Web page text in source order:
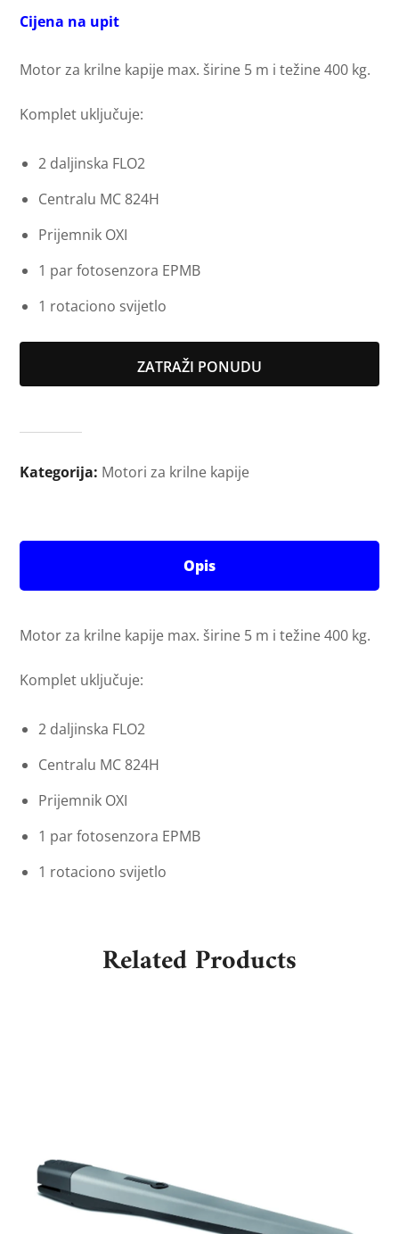
Cijena na upit
Motor za krilne kapije max. širine 5 m i težine 400 kg.
Komplet uključuje:
2 daljinska FLO2
Centralu MC 824H
Prijemnik OXI
1 par fotosenzora EPMB
1 rotaciono svijetlo
ZATRAŽI PONUDU
Kategorija: Motori za krilne kapije
Opis
Motor za krilne kapije max. širine 5 m i težine 400 kg.
Komplet uključuje:
2 daljinska FLO2
Centralu MC 824H
Prijemnik OXI
1 par fotosenzora EPMB
1 rotaciono svijetlo
Related Products